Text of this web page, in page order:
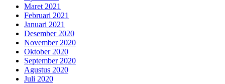
Maret 2021
Februari 2021
Januari 2021
Desember 2020
November 2020
Oktober 2020
September 2020
Agustus 2020
Juli 2020